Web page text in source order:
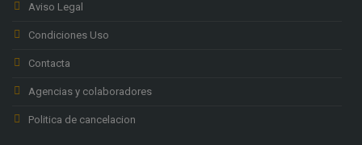
Aviso Legal
Condiciones Uso
Contacta
Agencias y colaboradores
Politica de cancelacion